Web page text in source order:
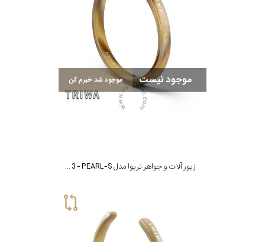
موجود نیست موجود شد خبرم کن
زیور آلات و جواهر تریوا مدل BRACELET 3 - PEARL-S